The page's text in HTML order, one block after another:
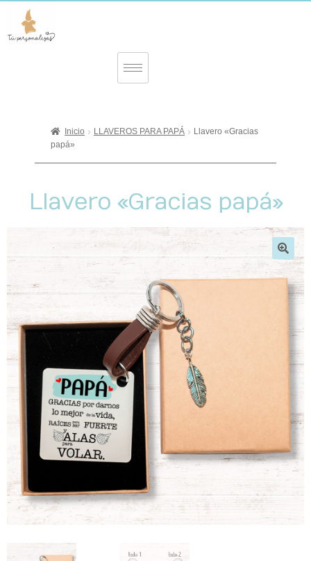
Inicio LLAVEROS PARA PAPÁ
Llavero «Gracias
papá»
Llavero «Gracias papá»
🔍